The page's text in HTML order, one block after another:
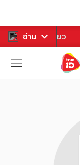
อ่าน
หาร ท่องเที่ยว